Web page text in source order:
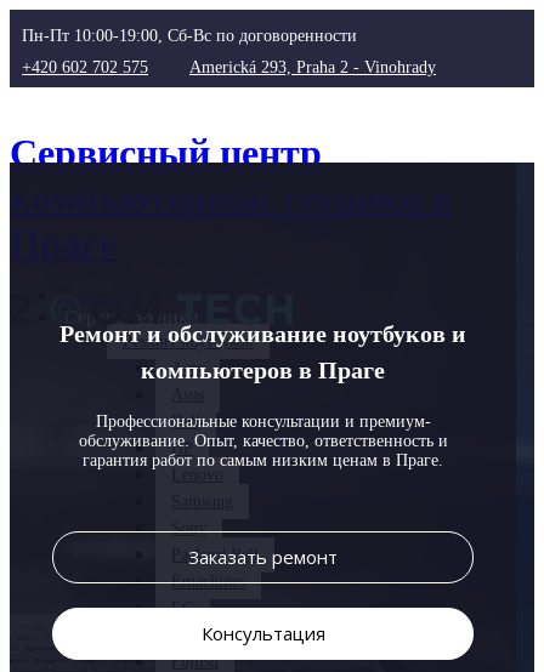
Пн-Пт 10:00-19:00, Сб-Вс по договоренности
+420 602 702 575
Americká 293, Praha 2 - Vinohrady
Сервисный центр
Ремонт ноутбуков
Acer
Dell
HP
Sony
Packard Bell
Emachines
LG
Xiaomi
Fujitsu
Ремонт и обслуживание ноутбуков и
компьютеров в Праге
Профессиональные консультации и премиум-
обслуживание. Опыт, качество, ответственность и
гарантия работ по самым низким ценам в Праге.
Заказать ремонт
Консультация